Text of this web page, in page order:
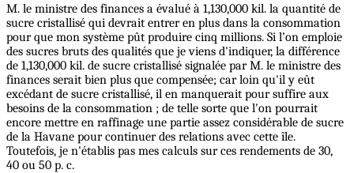
M. le ministre des finances a évalué à 1,130,000 kil. la quantité de
sucre cristallisé qui devrait entrer en plus dans la consommation
pour que mon système pût produire cinq millions. Si l’on emploie
des sucres bruts des qualités que je viens d'indiquer, la différence
de 1,130,000 kil. de sucre cristallisé signalée par M. le ministre des
finances serait bien plus que compensée; car loin qu'il y eût
excédant de sucre cristallisé, il en manquerait pour suffire aux
besoins de la consommation ; de telle sorte que l'on pourrait
encore mettre en raffinage une partie assez considérable de sucre
de la Havane pour continuer des relations avec cette île.
Toutefois, je n'établis pas mes calculs sur ces rendements de 30,
40 ou 50 p. c.